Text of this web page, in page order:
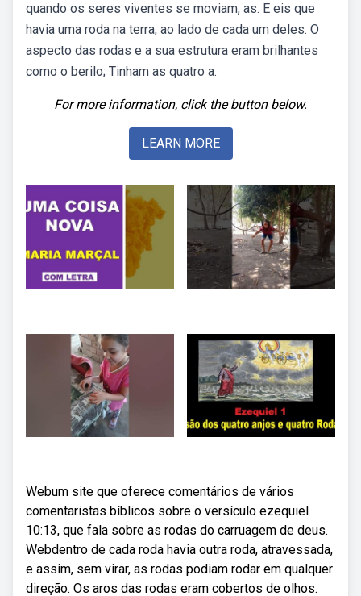
quando os seres viventes se moviam, as. E eis que
havia uma roda na terra, ao lado de cada um deles. O
aspecto das rodas e a sua estrutura eram brilhantes
como o berilo; Tinham as quatro a.
For more information, click the button below.
LEARN MORE
Webum site que oferece comentários de vários
comentaristas bíblicos sobre o versículo ezequiel
10:13, que fala sobre as rodas do carruagem de deus.
Webdentro de cada roda havia outra roda, atravessada,
e assim, sem virar, as rodas podiam rodar em qualquer
direção. Os aros das rodas eram cobertos de olhos.